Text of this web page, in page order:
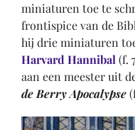
miniaturen toe te
frontispice van de
hij drie miniaturen
Harvard Hannibal (f.
aan een meester uit
de Berry Apocalypse